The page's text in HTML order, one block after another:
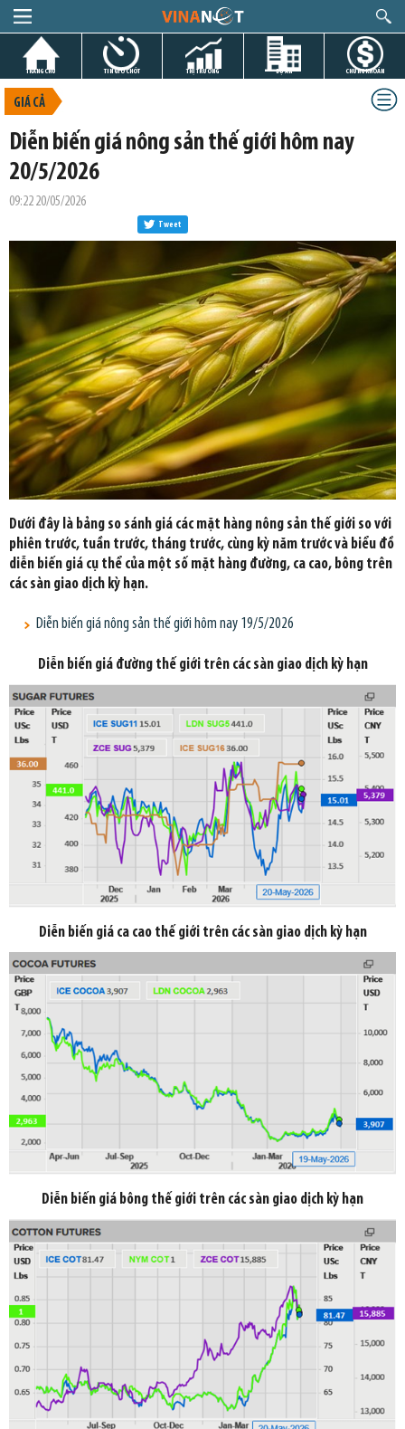
TRANG CHỦ TIN GIỜ CHÓT THỊ TRƯỜNG DỰ ÁN CHỨNG KHOÁN
GIÁ CẢ
Diễn biến giá nông sản thế giới hôm nay
20/5/2026
09:22 20/05/2026
Tweet
Dưới đây là bảng so sánh giá các mặt hàng nông sản thế giới so với
phiên trước, tuần trước, tháng trước, cùng kỳ năm trước và biểu đồ
diễn biến giá cụ thể của một số mặt hàng đường, ca cao, bông trên
các sàn giao dịch kỳ hạn.
Diễn biến giá nông sản thế giới hôm nay 19/5/2026
Diễn biến giá đường thế giới trên các sàn giao dịch kỳ hạn
Diễn biến giá ca cao thế giới trên các sàn giao dịch kỳ hạn
Diễn biến giá bông thế giới trên các sàn giao dịch kỳ hạn